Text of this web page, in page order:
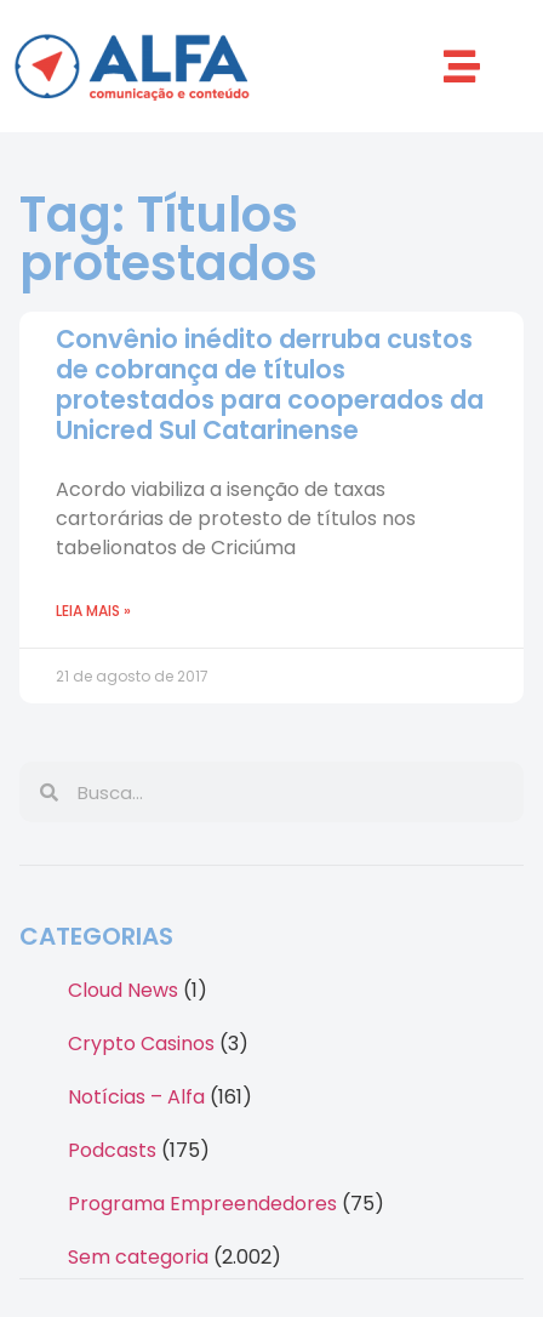
Tag: Títulos
protestados
Convênio inédito derruba custos
de cobrança de títulos
protestados para cooperados da
Unicred Sul Catarinense
Acordo viabiliza a isenção de taxas
cartorárias de protesto de títulos nos
tabelionatos de Criciúma
LEIA MAIS »
21 de agosto de 2017
CATEGORIAS
Cloud News (1)
Crypto Casinos (3)
Notícias – Alfa (161)
Podcasts (175)
Programa Empreendedores (75)
Sem categoria (2.002)